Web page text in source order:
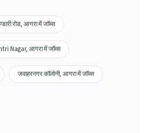
रोड, आगरा में जॉब्स
Nagar, आगरा में जॉब्स
जवाहरनगर कॉलोनी, आगरा में जॉब्स